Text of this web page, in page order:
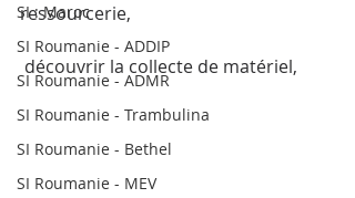
SI : Maroc
SI Roumanie - ADDIP
SI Roumanie - ADMR
SI Roumanie - Trambulina
SI Roumanie - Bethel
SI Roumanie - MEV
ressourcerie,
découvrir la collecte de matériel,